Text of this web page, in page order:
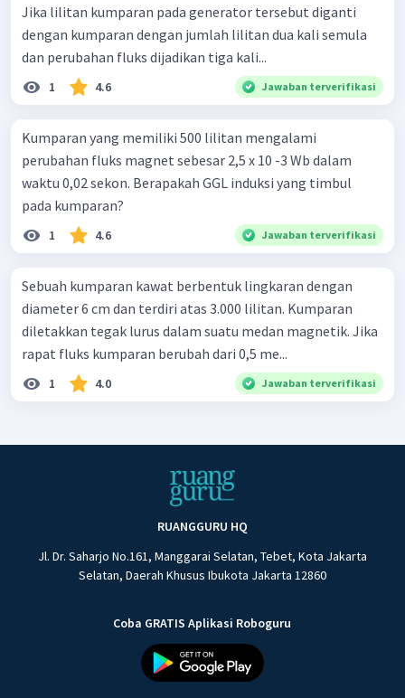
Jika lilitan kumparan pada generator tersebut diganti
dengan kumparan dengan jumlah lilitan dua kali semula
dan perubahan fluks dijadikan tiga kali...
1 4.6 Jawaban terverifikasi
Kumparan yang memiliki 500 lilitan mengalami
perubahan fluks magnet sebesar 2,5 x 10 -3 Wb dalam
waktu 0,02 sekon. Berapakah GGL induksi yang timbul
pada kumparan?
1 4.6 Jawaban terverifikasi
Sebuah kumparan kawat berbentuk lingkaran dengan
diameter 6 cm dan terdiri atas 3.000 lilitan. Kumparan
diletakkan tegak lurus dalam suatu medan magnetik. Jika
rapat fluks kumparan berubah dari 0,5 me...
1 4.0 Jawaban terverifikasi
RUANGGURU HQ
Jl. Dr. Saharjo No.161, Manggarai Selatan, Tebet, Kota Jakarta
Selatan, Daerah Khusus Ibukota Jakarta 12860
Coba GRATIS Aplikasi Roboguru